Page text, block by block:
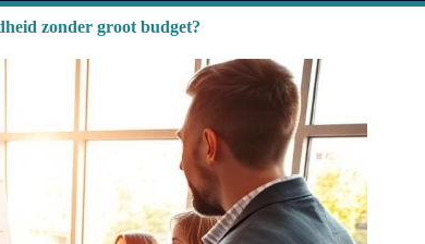
zonder groot budget?